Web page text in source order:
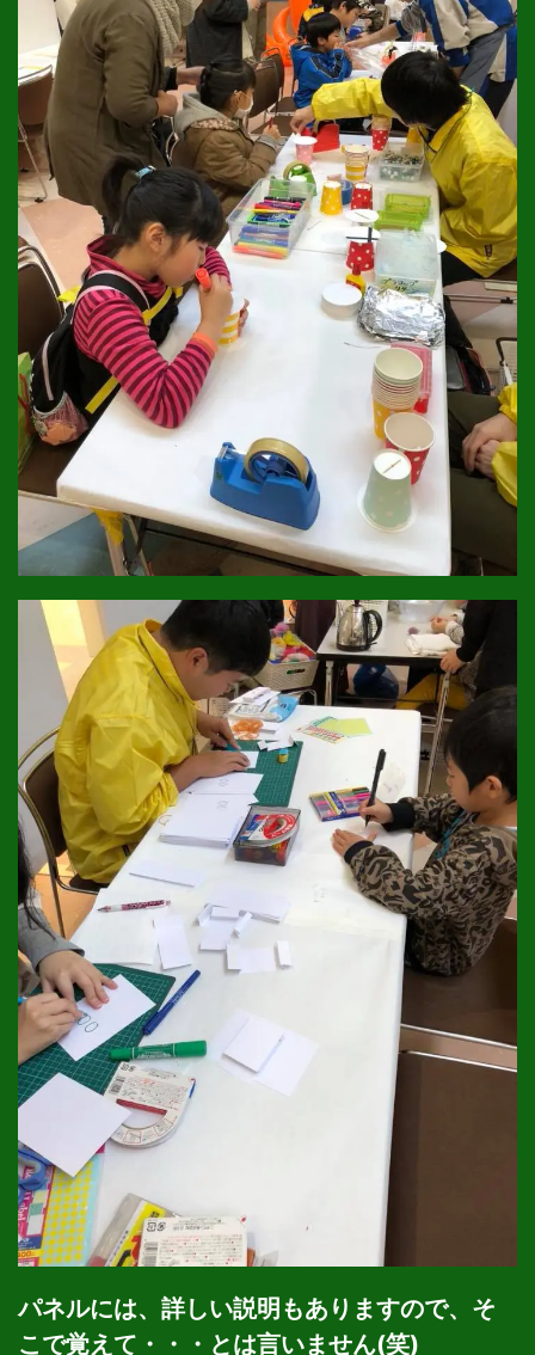
パネルには、詳しい説明もありますので、そ
こで覚えて・・・とは言いません(笑)